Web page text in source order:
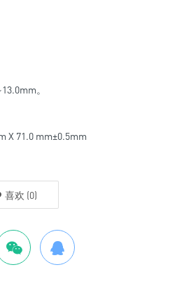
。
X 71.0 mm±0.5mm
喜欢 (0)